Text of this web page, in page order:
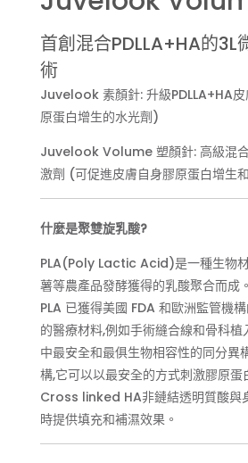
首創混合PDLLA+HA的3L
術
Juvelook 素顏針: 升級PDLLA+HA
原蛋白增生的水光劑)
Juvelook Volume 塑顏針: 高級混合
激劑 (可促進皮膚自身膠原蛋白增生
什麼是聚雙旋乳酸?
PLA(Poly Lactic Acid)是一種生物
薯等農產品發酵獲得的乳酸聚合而成。
PLA 已獲得美國 FDA 和歐洲監管機
的醫療材料,例如手術縫合線和骨科植
中最安全和最俱生物相容性的同分異
構,它可以以最安全的方式刺激膠原
Cross linked HA非鏈結透明質酸與
時提供填充和補濕效果。